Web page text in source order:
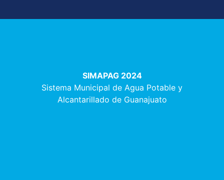
SIMAPAG 2024
Sistema Municipal de Agua Potable y
Alcantarillado de Guanajuato